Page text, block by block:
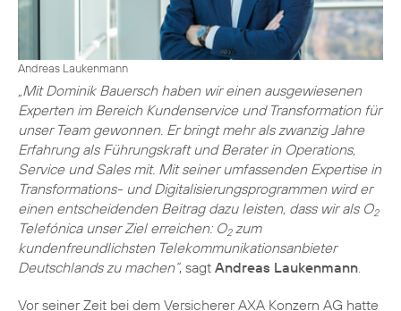
Andreas Laukenmann
„Mit Dominik Bauersch haben wir einen ausgewiesenen
Experten im Bereich Kundenservice und Transformation für
unser Team gewonnen. Er bringt mehr als zwanzig Jahre
Erfahrung als Führungskraft und Berater in Operations,
Service und Sales mit. Mit seiner umfassenden Expertise in
Transformations- und Digitalisierungsprogrammen wird er
einen entscheidenden Beitrag dazu leisten, dass wir als O2
Telefónica unser Ziel erreichen: O2zum
kundenfreundlichsten Telekommunikationsanbieter
Deutschlands zu machen“, sagt Andreas Laukenmann.
Vor seiner Zeit bei dem Versicherer AXA Konzern AG hatte